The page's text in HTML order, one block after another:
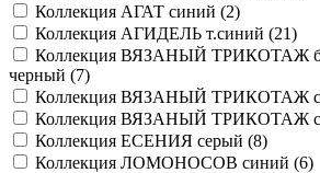
Коллекция АГАТ синий (2)
Коллекция АГИДЕЛЬ т.синий (21)
Коллекция ВЯЗАНЫЙ ТРИКОТАЖ
черный (7)
Коллекция ВЯЗАНЫЙ ТРИКОТАЖ
Коллекция ВЯЗАНЫЙ ТРИКОТАЖ
Коллекция ЕСЕНИЯ серый (8)
Коллекция ЛОМОНОСОВ синий (6)